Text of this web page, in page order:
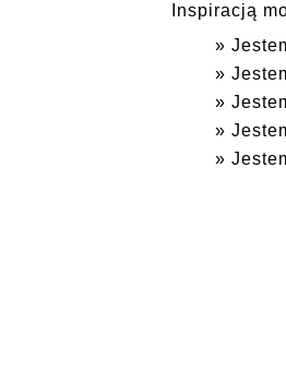
Inspiracją